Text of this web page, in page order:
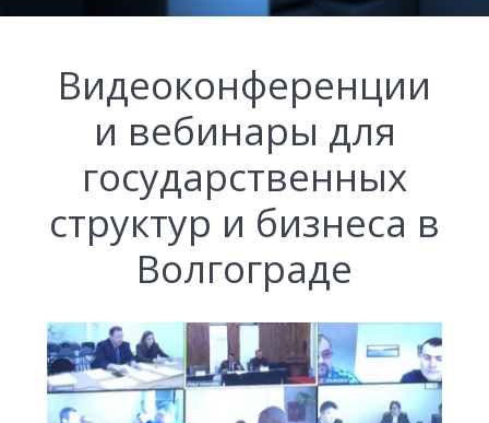
Видеоконференции
и вебинары для
государственных
структур и бизнеса в
Волгограде